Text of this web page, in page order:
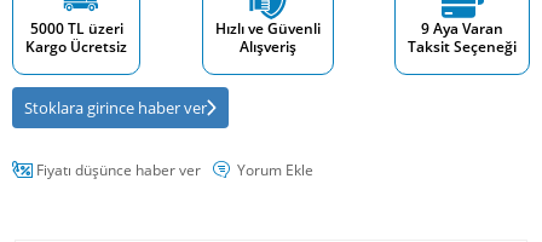
5000 TL üzeri
Kargo Ücretsiz
Hızlı ve Güvenli
Alışveriş
9 Aya Varan
Taksit Seçeneği
Stoklara girince haber ver
Fiyatı düşünce haber ver Yorum Ekle